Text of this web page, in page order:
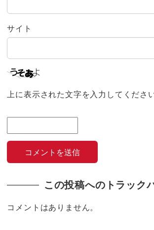
サイト
上に表示された文字を入力してください
この投稿へのトラック
コメントはありません。